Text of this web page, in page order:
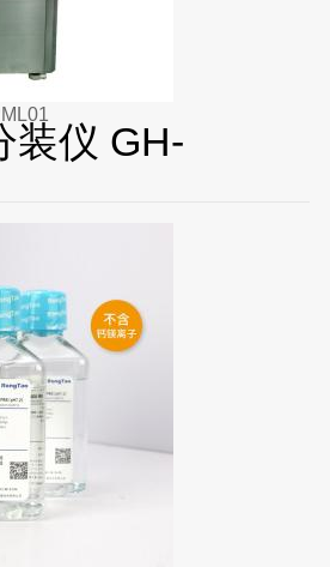
GH-PML01
装仪 GH-